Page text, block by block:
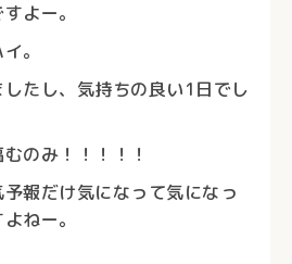
よー。
。
たし、気持ちの良い1日でし
のみ！！！！！
報だけ気になって気になっ
ねー。